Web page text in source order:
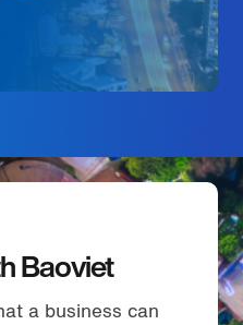
Baoviet
a business can